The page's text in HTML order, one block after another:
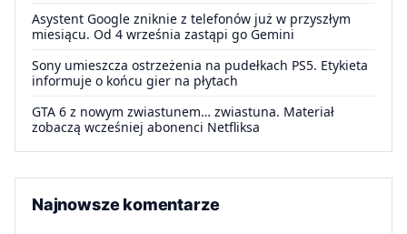
Asystent Google zniknie z telefonów już w przyszłym
miesiącu. Od 4 września zastąpi go Gemini
Sony umieszcza ostrzeżenia na pudełkach PS5. Etykieta
informuje o końcu gier na płytach
GTA 6 z nowym zwiastunem… zwiastuna. Materiał
zobaczą wcześniej abonenci Netfliksa
Najnowsze komentarze